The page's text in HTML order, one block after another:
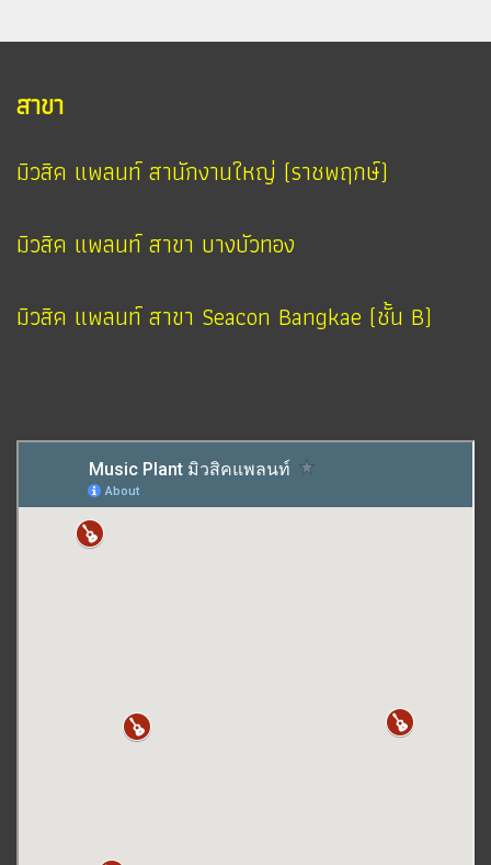
สาขา
มิวสิค แพลนท์ สานักงานใหญ่ (ราชพฤกษ์)
มิวสิค แพลนท์ สาขา บางบัวทอง
มิวสิค แพลนท์ สาขา Seacon Bangkae (ชั้น B)